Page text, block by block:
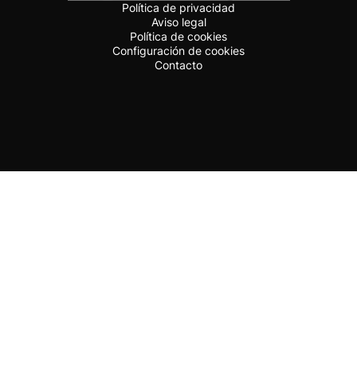
Política de privacidad
Aviso legal
Política de cookies
Configuración de cookies
Contacto